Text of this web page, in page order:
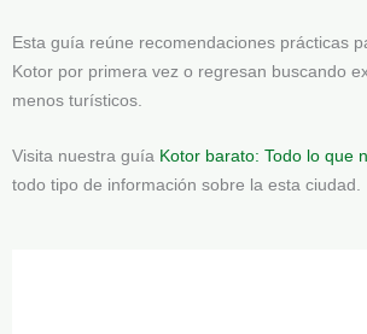
Esta guía reúne recomendaciones prácticas
Kotor por primera vez o regresan buscando
menos turísticos.
Visita nuestra guía Kotor barato: Todo lo que
todo tipo de información sobre la esta ciudad.